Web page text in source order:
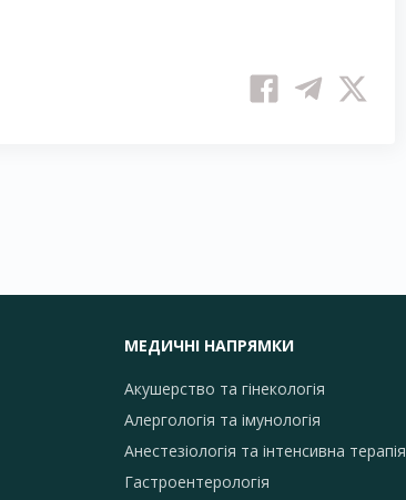
МЕДИЧНІ НАПРЯМКИ
Акушерство та гінекологія
Алергологія та імунологія
Анестезіологія та інтенсивна терапія
Гастроентерологія